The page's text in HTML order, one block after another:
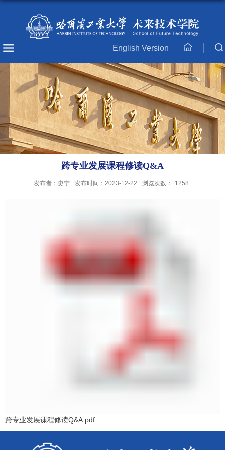
English Version
主
跨专业发展课程修读Q&A
发布者：史宁 发布时间：2023-12-22 浏览次数： 1258
跨专业发展课程修读Q&A.pdf